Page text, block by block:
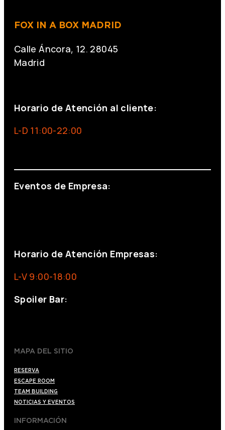
FOX IN A BOX MADRID
Calle Áncora, 12. 28045
Madrid
Horario de Atención al cliente:
L-D 11:00-22:00
Eventos de Empresa:
Horario de Atención Empresas:
L-V 9:00-18:00
Spoiler Bar:
MAPA DEL SITIO
RESERVA
ESCAPE ROOM
TEAM BUILDING
NOTICIAS Y EVENTOS
INFORMACIÓN